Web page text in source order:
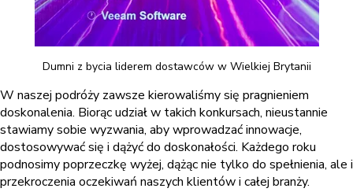
Dumni z bycia liderem dostawców w Wielkiej Brytanii
W naszej podróży zawsze kierowaliśmy się pragnieniem
doskonalenia. Biorąc udział w takich konkursach, nieustannie
stawiamy sobie wyzwania, aby wprowadzać innowacje,
dostosowywać się i dążyć do doskonałości. Każdego roku
podnosimy poprzeczkę wyżej, dążąc nie tylko do spełnienia, ale i
przekroczenia oczekiwań naszych klientów i całej branży.